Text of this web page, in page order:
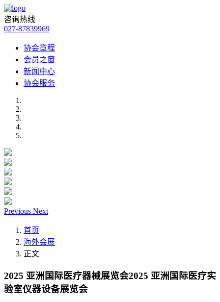
咨询热线
027-87839969
协会章程
会员之窗
新闻中心
协会服务
Previous Next
首页
海外会展
正文
2025 亚洲国际医疗器械展览会2025 亚洲国际医疗实
验室仪器设备展览会